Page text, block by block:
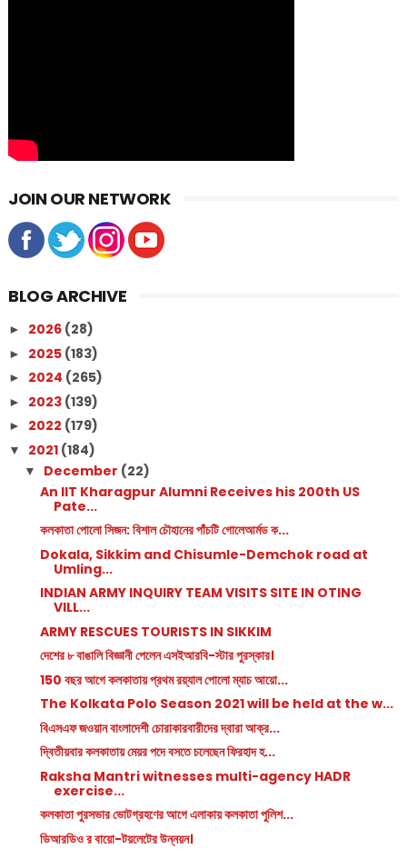
JOIN OUR NETWORK
BLOG ARCHIVE
► 2026 (28)
► 2025 (183)
► 2024 (265)
► 2023 (139)
► 2022 (179)
▼ 2021 (184)
▼ December (22)
An IIT Kharagpur Alumni Receives his 200th US
Pate...
কলকাতা পোলো সিজন: বিশাল চৌহানের পাঁচটি গোলেআর্মড ক...
Dokala, Sikkim and Chisumle-Demchok road at
Umling...
INDIAN ARMY INQUIRY TEAM VISITS SITE IN OTING
VILL...
ARMY RESCUES TOURISTS IN SIKKIM
দেশের ৮ বাঙালি বিজ্ঞানী পেলেন এসইআরবি-স্টার পুরস্কার।
150 বছর আগে কলকাতায় প্রথম রয়্যাল পোলো ম্যাচ আয়ো...
The Kolkata Polo Season 2021 will be held at the w...
বিএসএফ জওয়ান বাংলাদেশী চোরাকারবারীদের দ্বারা আক্র...
দ্বিতীয়বার কলকাতায় মেয়র পদে বসতে চলেছেন ফিরহাদ হ...
Raksha Mantri witnesses multi-agency HADR
exercise...
কলকাতা পুরসভার ভোটগ্রহণের আগে এলাকায় কলকাতা পুলিশ...
ডিআরডিও র বায়ো-টয়লেটের উন্নয়ন।